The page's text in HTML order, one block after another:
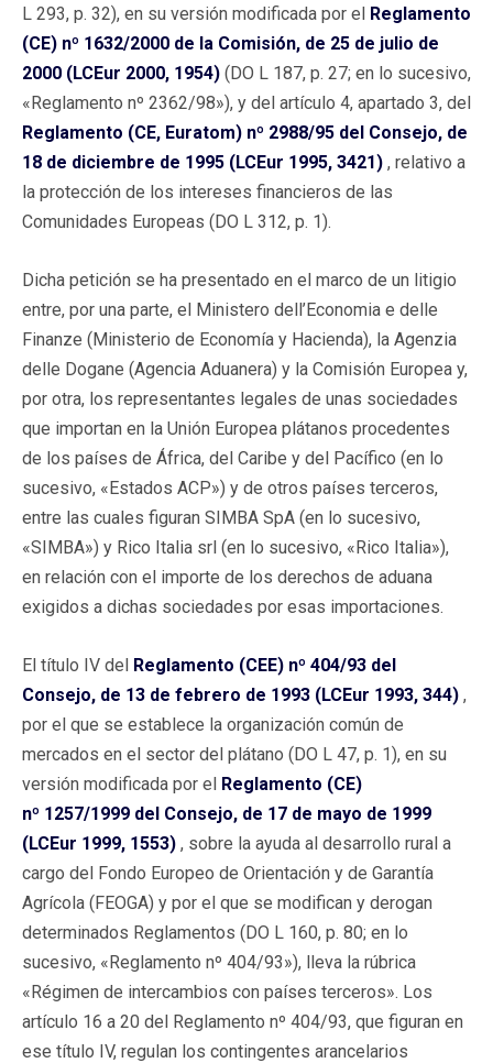
L 293, p. 32), en su versión modificada por el Reglamento
(CE) nº 1632/2000 de la Comisión, de 25 de julio de
2000 (LCEur 2000, 1954) (DO L 187, p. 27; en lo sucesivo,
«Reglamento nº 2362/98»), y del artículo 4, apartado 3, del
Reglamento (CE, Euratom) nº 2988/95 del Consejo, de
18 de diciembre de 1995 (LCEur 1995, 3421) , relativo a
la protección de los intereses financieros de las
Comunidades Europeas (DO L 312, p. 1).
Dicha petición se ha presentado en el marco de un litigio
entre, por una parte, el Ministero dell’Economia e delle
Finanze (Ministerio de Economía y Hacienda), la Agenzia
delle Dogane (Agencia Aduanera) y la Comisión Europea y,
por otra, los representantes legales de unas sociedades
que importan en la Unión Europea plátanos procedentes
de los países de África, del Caribe y del Pacífico (en lo
sucesivo, «Estados ACP») y de otros países terceros,
entre las cuales figuran SIMBA SpA (en lo sucesivo,
«SIMBA») y Rico Italia srl (en lo sucesivo, «Rico Italia»),
en relación con el importe de los derechos de aduana
exigidos a dichas sociedades por esas importaciones.
El título IV del Reglamento (CEE) nº 404/93 del
Consejo, de 13 de febrero de 1993 (LCEur 1993, 344) ,
por el que se establece la organización común de
mercados en el sector del plátano (DO L 47, p. 1), en su
versión modificada por el Reglamento (CE)
nº 1257/1999 del Consejo, de 17 de mayo de 1999
(LCEur 1999, 1553) , sobre la ayuda al desarrollo rural a
cargo del Fondo Europeo de Orientación y de Garantía
Agrícola (FEOGA) y por el que se modifican y derogan
determinados Reglamentos (DO L 160, p. 80; en lo
sucesivo, «Reglamento nº 404/93»), lleva la rúbrica
«Régimen de intercambios con países terceros». Los
artículo 16 a 20 del Reglamento nº 404/93, que figuran en
ese título IV, regulan los contingentes arancelarios